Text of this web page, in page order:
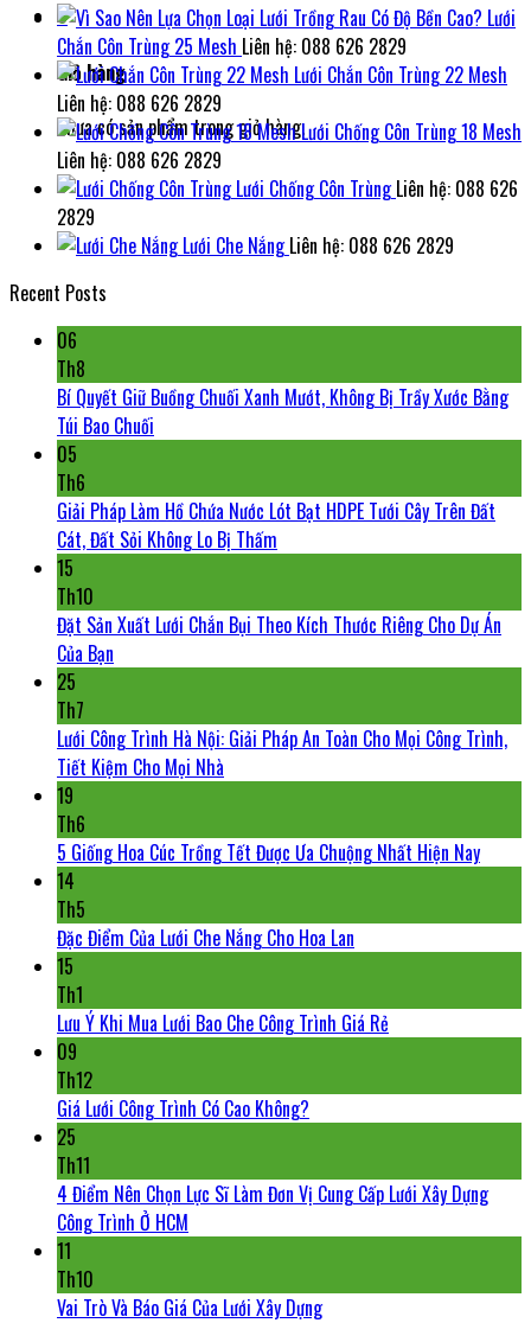
0
Giỏ hàng
Chưa có sản phẩm trong giỏ hàng.
Lưới
Chắn Côn Trùng 25 Mesh Liên hệ: 088 626 2829
Lưới Chắn Côn Trùng 22 Mesh
Liên hệ: 088 626 2829
Lưới Chống Côn Trùng 18 Mesh
Liên hệ: 088 626 2829
Lưới Chống Côn Trùng Liên hệ: 088 626
2829
Lưới Che Nắng Liên hệ: 088 626 2829
Recent Posts
06
Th8
Bí Quyết Giữ Buồng Chuối Xanh Mướt, Không Bị Trầy Xước Bằng
Túi Bao Chuối
05
Th6
Giải Pháp Làm Hồ Chứa Nước Lót Bạt HDPE Tưới Cây Trên Đất
Cát, Đất Sỏi Không Lo Bị Thấm
15
Th10
Đặt Sản Xuất Lưới Chắn Bụi Theo Kích Thước Riêng Cho Dự Án
Của Bạn
25
Th7
Lưới Công Trình Hà Nội: Giải Pháp An Toàn Cho Mọi Công Trình,
Tiết Kiệm Cho Mọi Nhà
19
Th6
5 Giống Hoa Cúc Trồng Tết Được Ưa Chuộng Nhất Hiện Nay
14
Th5
Đặc Điểm Của Lưới Che Nắng Cho Hoa Lan
15
Th1
Lưu Ý Khi Mua Lưới Bao Che Công Trình Giá Rẻ
09
Th12
Giá Lưới Công Trình Có Cao Không?
25
Th11
4 Điểm Nên Chọn Lực Sĩ Làm Đơn Vị Cung Cấp Lưới Xây Dựng
Công Trình Ở HCM
11
Th10
Vai Trò Và Báo Giá Của Lưới Xây Dựng